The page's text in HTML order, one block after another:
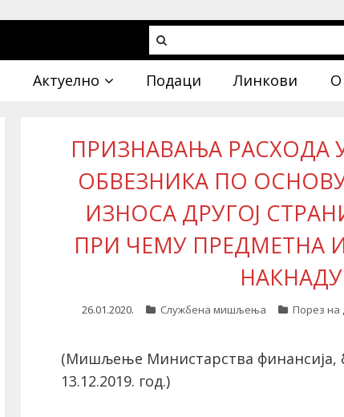
Актуелно Подаци Линкови О
ПРИЗНАВАЊА РАСХОДА
ОБВЕЗНИКА ПО
ИЗНОСА ДРУГОЈ
ПРИ ЧЕМУ ПРЕДМЕТНА
26.01.2020. Службена мишљења Порез на
(Мишљење Министарства финансија,
13.12.2019. год.)